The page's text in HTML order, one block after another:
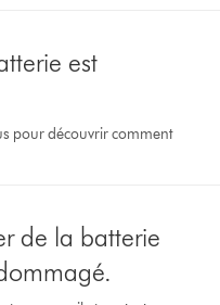
est
pour découvrir comment
de la batterie